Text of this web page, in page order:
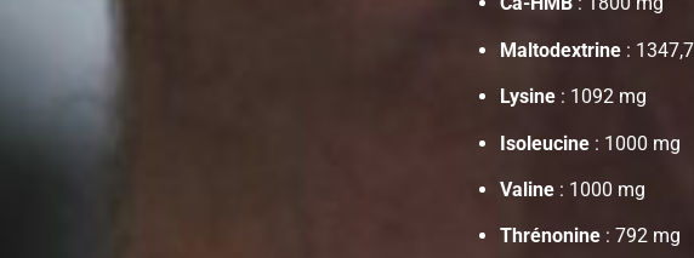
Maltodextrine :
Lysine : 1092 mg
Isoleucine : 1000 mg
Valine : 1000 mg
Thrénonine : 792 mg